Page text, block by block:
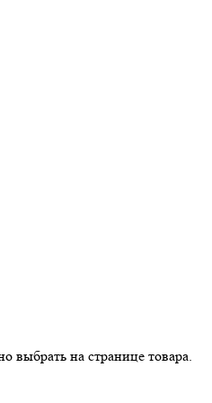
выбрать на странице товара.